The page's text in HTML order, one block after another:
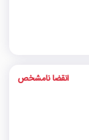
انقضا نامشخص